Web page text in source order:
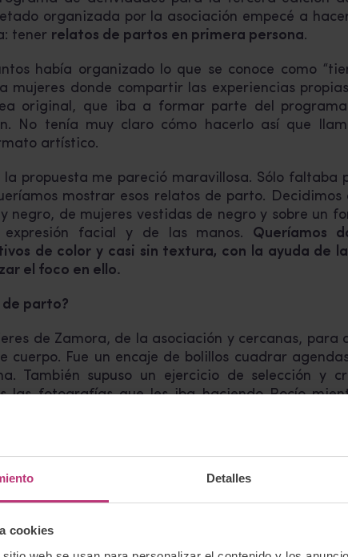
Detalles
cookies
organizada por la asociación empecé a
tener relatos de partos en primera persona.
había organizado lo que se conoce como
mujeres donde compartir las experiencias
original, que iba a formar parte del
No tenía muy claro cómo hacerlo así que
artístico.
la propuesta me pareció maravillosa. Sólo faltaba
mostrar esos relatos de parto. Decidimos
negro, de mujeres vestidas de negro y sobre un
facial y de las manos. Queríamos
de color y casi sin textura, con la ayuda de
el foco en ello.
de parto?
de Zamora, de la asociación y cercanas, para
cuerpo. Fue un encaje de bolillos cuadrar
También supuso un ejercicio de selección y
las fotografías que les iba haciendo Rocío
transmitieran mejor y fueran coherentes
su experiencia de parto.
proyecto?
como su propio nombre indica. Que se
vivida de estas mujeres, que podría
a mujeres que se unieran al proyecto,